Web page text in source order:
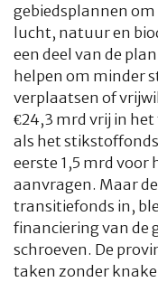
gebiedsplannen
lucht, natuur en
een deel van de
helpen om minder
verplaatsen of
€24,3 mrd vrij in
als het
eerste 1,5 mrd voor
aanvragen. Maar
transitiefonds in,
financiering van de
schroeven. De
taken zonder